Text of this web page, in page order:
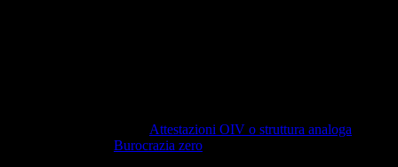
Attestazioni OIV o struttura analoga
Burocrazia zero